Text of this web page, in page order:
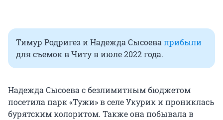
Тимур Родригез и Надежда Сысоеваприбыли
для съемок в Читу в июле 2022 года.
Надежда Сысоева с безлимитным бюджетом
посетила парк «Тужи» в селе Укурик и прониклась
бурятским колоритом. Также она побывала в